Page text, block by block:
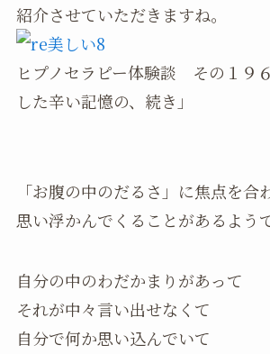
紹介させていただきますね。
ヒプノセラピー体験談 その１９
した辛い記憶の、続き」
「お腹の中のだるさ」に焦点を合
思い浮かんでくることがあるようで
自分の中のわだかまりがあって
それが中々言い出せなくて
自分で何か思い込んでいて